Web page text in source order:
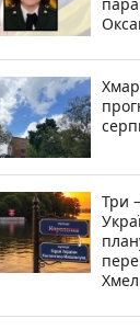
Три